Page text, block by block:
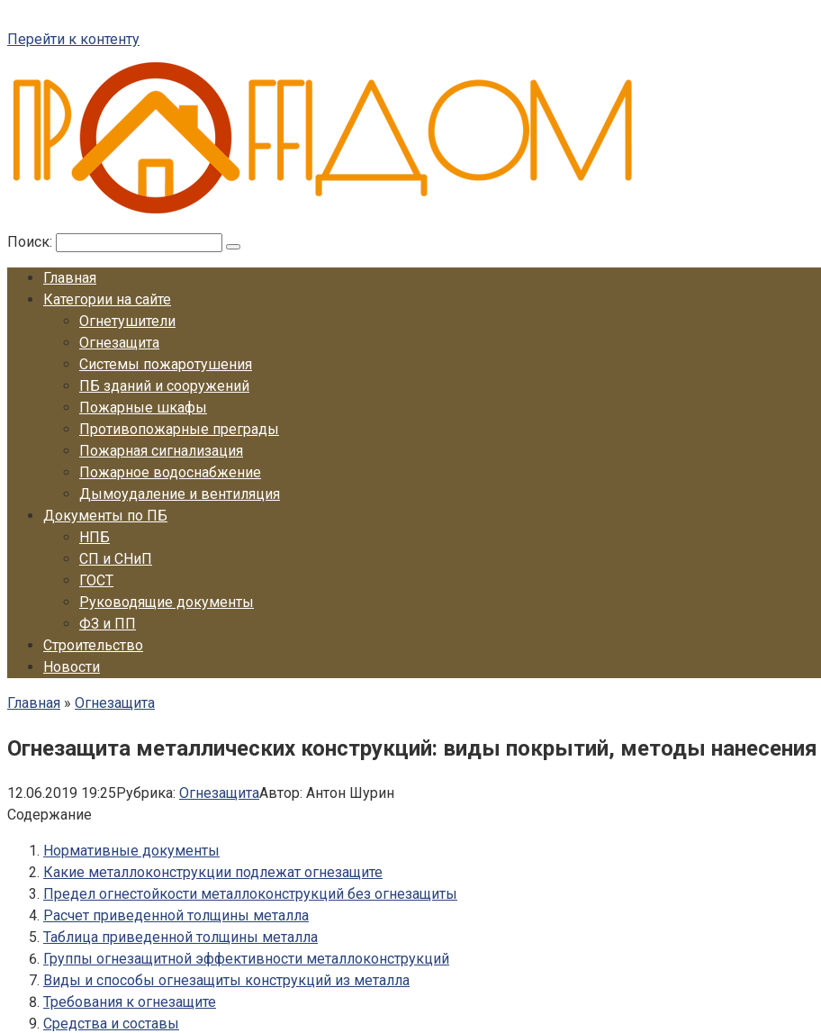
Перейти к контенту
Поиск:
Главная
Категории на сайте
Огнетушители
Огнезащита
Системы пожаротушения
ПБ зданий и сооружений
Пожарные шкафы
Противопожарные преграды
Пожарная сигнализация
Пожарное водоснабжение
Дымоудаление и вентиляция
Документы по ПБ
НПБ
СП и СНиП
ГОСТ
Руководящие документы
ФЗ и ПП
Строительство
Новости
Главная » Огнезащита
Огнезащита металлических конструкций: виды покрытий, методы нанесения
12.06.2019 19:25Рубрика: ОгнезащитаАвтор: Антон Шурин
Содержание
Нормативные документы
Какие металлоконструкции подлежат огнезащите
Предел огнестойкости металлоконструкций без огнезащиты
Расчет приведенной толщины металла
Таблица приведенной толщины металла
Группы огнезащитной эффективности металлоконструкций
Виды и способы огнезащиты конструкций из металла
Требования к огнезащите
Средства и составы